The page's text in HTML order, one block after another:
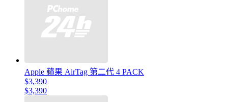
Apple 蘋果 AirTag 第二代 4 PACK
$3,390
$3,390